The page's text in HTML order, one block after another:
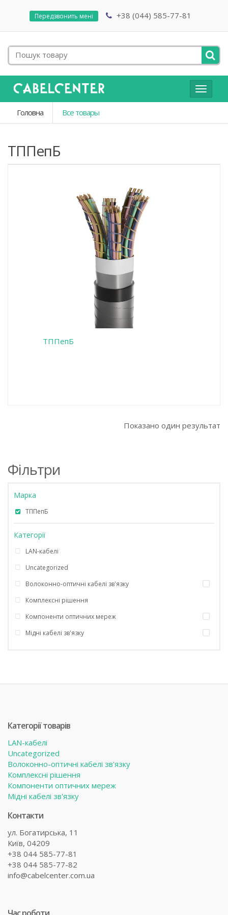
Передзвонить мені +38 (044) 585-77-81
Toggle
Головна
Все товары
ТППепБ
ТППепБ
Показано один результат
Фільтри
Марка
ТППепБ
Категорії
LAN-кабелі
Uncategorized
Волоконно-оптичні кабелі зв'язку
Комплексні рішення
Компоненти оптичних мереж
Мідні кабелі зв'язку
Категорії товарів
LAN-кабелі
Uncategorized
Волоконно-оптичні кабелі зв'язку
Комплексні рішення
Компоненти оптичних мереж
Мідні кабелі зв'язку
Контакти
ул. Богатирська, 11
Київ, 04209
+38 044 585-77-81
+38 044 585-77-82
info@cabelcenter.com.ua